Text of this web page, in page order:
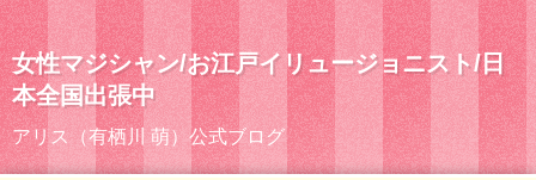
女性マジシャン/お江戸イリュージョニスト/日
本全国出張中
アリス（有栖川 萌）公式ブログ